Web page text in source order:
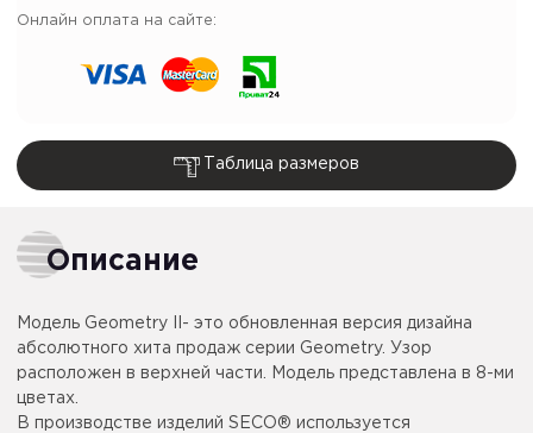
Онлайн оплата на сайте:
Таблица размеров
Описание
Модель Geometry II- это обновленная версия дизайна
абсолютного хита продаж серии Geometry. Узор
расположен в верхней части. Модель представлена в 8-ми
цветах.
В производстве изделий SECO® используется